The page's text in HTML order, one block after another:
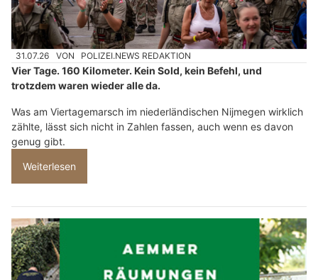
31.07.26 VON POLIZEI.NEWS REDAKTION
Vier Tage. 160 Kilometer. Kein Sold, kein Befehl, und
trotzdem waren wieder alle da.
Was am Viertagemarsch im niederländischen Nijmegen wirklich
zählte, lässt sich nicht in Zahlen fassen, auch wenn es davon
genug gibt.
Weiterlesen